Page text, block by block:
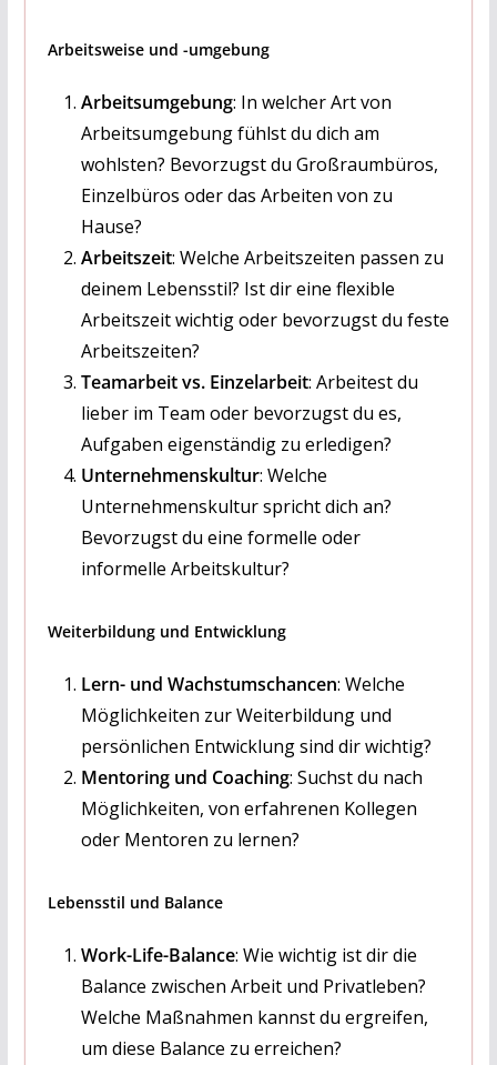
Arbeitsweise und -umgebung
Arbeitsumgebung: In welcher Art von
Arbeitsumgebung fühlst du dich am
wohlsten? Bevorzugst du Großraumbüros,
Einzelbüros oder das Arbeiten von zu
Hause?
Arbeitszeit: Welche Arbeitszeiten passen zu
deinem Lebensstil? Ist dir eine flexible
Arbeitszeit wichtig oder bevorzugst du feste
Arbeitszeiten?
Teamarbeit vs. Einzelarbeit: Arbeitest du
lieber im Team oder bevorzugst du es,
Aufgaben eigenständig zu erledigen?
Unternehmenskultur: Welche
Unternehmenskultur spricht dich an?
Bevorzugst du eine formelle oder
informelle Arbeitskultur?
Weiterbildung und Entwicklung
Lern- und Wachstumschancen: Welche
Möglichkeiten zur Weiterbildung und
persönlichen Entwicklung sind dir wichtig?
Mentoring und Coaching: Suchst du nach
Möglichkeiten, von erfahrenen Kollegen
oder Mentoren zu lernen?
Lebensstil und Balance
Work-Life-Balance: Wie wichtig ist dir die
Balance zwischen Arbeit und Privatleben?
Welche Maßnahmen kannst du ergreifen,
um diese Balance zu erreichen?